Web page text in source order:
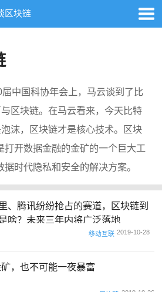
区块链
届中国科协年会上，马云谈到了比
区块链。在马云看来，今天比特
沫，区块链才是核心技术。区块
打开数据金融的金矿的一个巨大工
时代隐私和安全的解决方案。
、腾讯纷纷抢占的赛道，区块链到
啥？未来三年内将广泛落地
移动互联 2019-10-28
，也不可能一夜暴富